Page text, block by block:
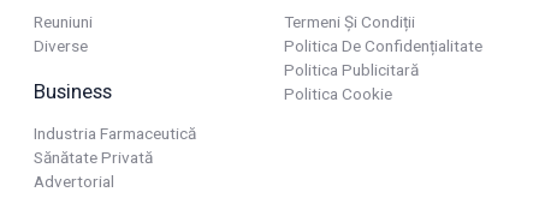
Reuniuni
Diverse
Business
Industria Farmaceutică
Sănătate Privată
Advertorial
Termeni Și Condiții
Politica De Confidențialitate
Politica Publicitară
Politica Cookie